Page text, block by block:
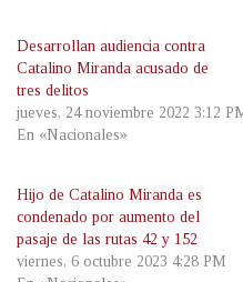
Desarrollan audiencia contra
Catalino Miranda acusado de
tres delitos
jueves, 24 noviembre 2022 3:12
En «Nacionales»
Hijo de Catalino Miranda es
condenado por aumento del
pasaje de las rutas 42 y 152
viernes, 6 octubre 2023 4:28 PM